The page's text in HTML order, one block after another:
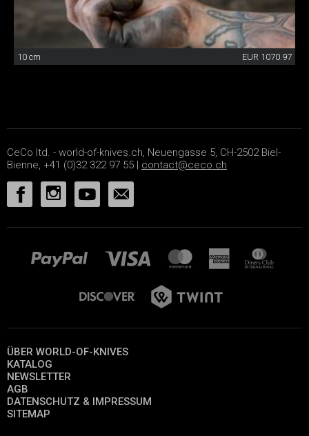
10 cm EUR 1070.97
CeCo ltd. - world-of-knives.ch, Neuengasse 5, CH-2502 Biel-
Bienne, +41 (0)32 322 97 55 | contact@ceco.ch
ÜBER WORLD-OF-KNIVES
KATALOG
NEWSLETTER
AGB
DATENSCHUTZ & IMPRESSUM
SITEMAP